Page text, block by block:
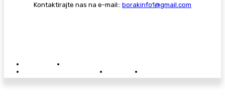
Kontaktirajte nas na e-mail:: borakinfo1@gmail.com